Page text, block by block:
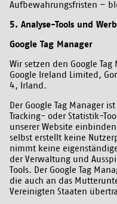
Aufbewahrungsfristen –
5. Analyse-Tools und
Google Tag Manager
Wir setzen den Google
Google Ireland Limited,
4, Irland.
Der Google Tag Manager
Tracking- oder Statistik-
unserer Website
selbst erstellt keine
nimmt keine
der Verwaltung und
Tools. Der Google Tag
die auch an das
Vereinigten Staaten